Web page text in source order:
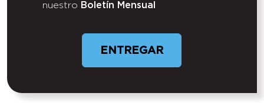
nuestro Boletín Mensual